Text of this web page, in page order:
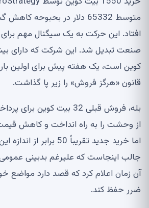
متوسط ​​65332 دلار در بحبوحه
افتاد. این حرکت به یک سیگنال مهم
کوین است، یک هفته پیش برای اولین
قانون «هرگز فروش» را زیر پا گذاشت.
بله، فروش قبلی 32 بیت
از وحشت را به راه انداخت و کاهش
اما خرید جدید تقریباً 50
جالب اینجاست که علیرغم بدبینی
آن زمان اعلام کرد که قصد دارد مواضع
ضرر حفظ کند.